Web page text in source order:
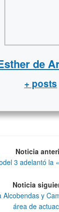
de
+ posts
Noticia
3 adelantó la
Noticia
Alcobendas y
área de